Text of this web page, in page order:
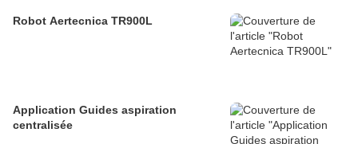
Robot Aertecnica TR900L
Application Guides aspiration
centralisée